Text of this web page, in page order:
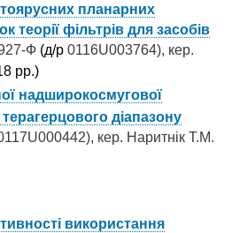
планарних
теорії фільтрів для засобів
Ф (д/р 0116U003764), кер.
рр.)
надширокосмугової
діапазону
кер. Наритнік Т.М.
використання